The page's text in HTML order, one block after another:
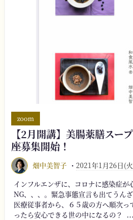
【2月開講】美腸薬膳スー
座募集開始！
畑中美智子 2021年1月26日(
zoom
インフルエンザに、コロナに感染症が
NG、、、。緊急事態宣言も出てうん
医療従事者から、６５歳の方へ順次っ
ったら安心できる世の中になるの？ ...